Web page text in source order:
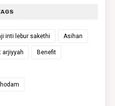
inti lebur sakethi Asihan
arjiyyah Benefit